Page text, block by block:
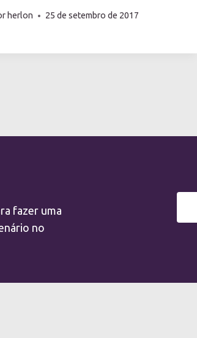
herlon 25 de setembro de 2017
fazer uma
no